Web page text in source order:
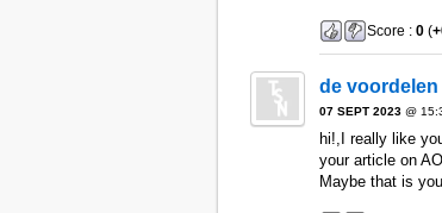
Score : 0(+
de
07 SEPT 2023@
hi!,I really like
your article on
Maybe that is